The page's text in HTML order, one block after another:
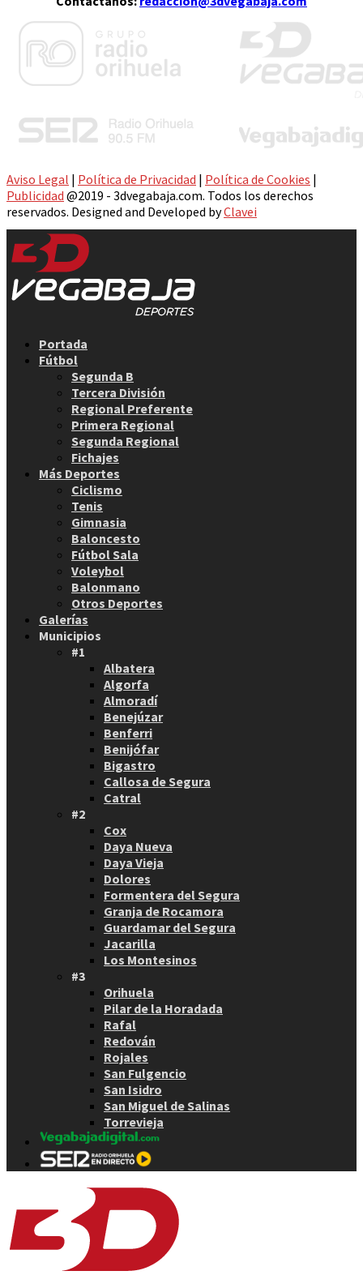
Aviso Legal | Política de Privacidad | Política de Cookies |
Publicidad @2019 - 3dvegabaja.com. Todos los derechos
reservados. Designed and Developed byClavei
Portada
Fútbol
Segunda B
Tercera División
Regional Preferente
Primera Regional
Segunda Regional
Fichajes
Más Deportes
Ciclismo
Tenis
Gimnasia
Baloncesto
Fútbol Sala
Voleybol
Balonmano
Otros Deportes
Galerías
Municipios
#1
Albatera
Algorfa
Almoradí
Benejúzar
Benferri
Benijófar
Bigastro
Callosa de Segura
Catral
#2
Cox
Daya Nueva
Daya Vieja
Dolores
Formentera del Segura
Granja de Rocamora
Guardamar del Segura
Jacarilla
Los Montesinos
#3
Orihuela
Pilar de la Horadada
Rafal
Redován
Rojales
San Fulgencio
San Isidro
San Miguel de Salinas
Torrevieja